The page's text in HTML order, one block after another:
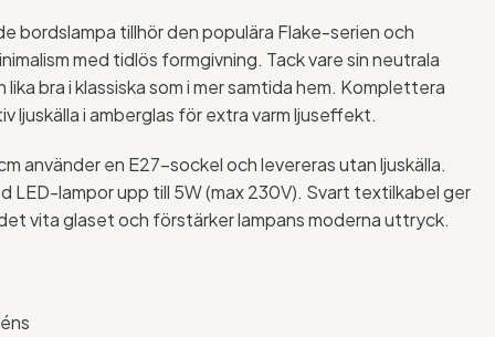
bordslampa tillhör den populära Flake-serien och
med tidlös formgivning. Tack vare sin neutrala
bra i klassiska som i mer samtida hem. Komplettera
ljuskälla i amberglas för extra varm ljuseffekt.
använder en E27-sockel och levereras utan ljuskälla.
LED-lampor upp till 5W (max 230V). Svart textilkabel ger
vita glaset och förstärker lampans moderna uttryck.